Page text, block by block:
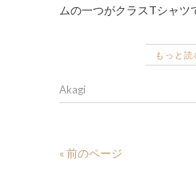
ムの一つがクラスTシャツ
もっと読
Akagi
« 前のページ